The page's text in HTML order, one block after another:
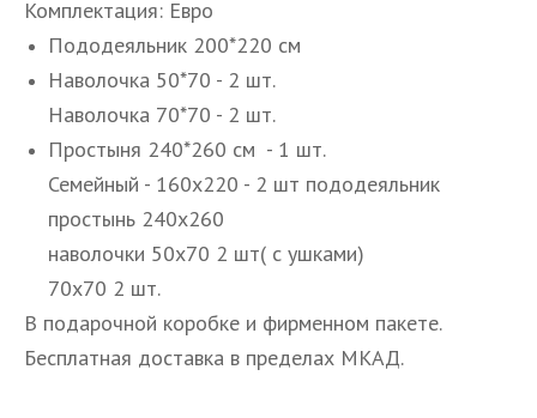
Комплектация: Евро
Пододеяльник 200*220 см
Наволочка 50*70 - 2 шт.
Наволочка 70*70 - 2 шт.
Простыня 240*260 см - 1 шт.
Семейный - 160х220 - 2 шт пододеяльник
простынь 240х260
наволочки 50х70 2 шт( с ушками)
70х70 2 шт.
В подарочной коробке и фирменном пакете.
Бесплатная доставка в пределах МКАД.